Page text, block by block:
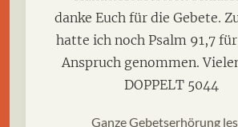
danke Euch für die Gebete.
hatte ich noch Psalm 91,7
Anspruch genommen.
DOPPELT 5044
Ganze Gebetserhörung